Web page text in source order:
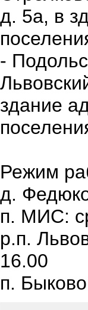
д. 5а, в
-
здание
Режим
д.
п. МИС:
р.п.
16.00
п.